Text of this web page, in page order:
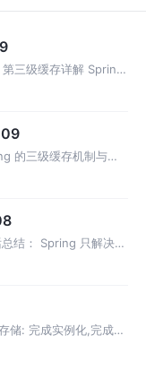
三级缓存详解 Spring
作的核心机制。下面
的三级缓存机制与
代理对象的循环依
结： Spring 只解决
三级缓存 + 提前暴
储: 完成实例化,完成属
属性注入 的Bean 三